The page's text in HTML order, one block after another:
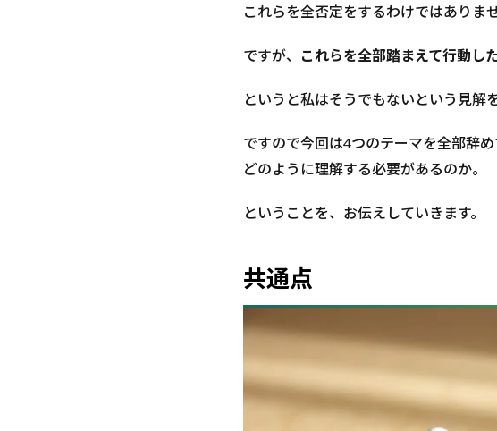
価
提
つ
て
3.1
信は
と！」
3.2
の書き
て
これらを全否定をするわけではありませ
ですが、 これらを全部踏まえて行動し
というと私はそうでもないという見解
ですので今回は4つのテーマを全部辞
どのように理解する必要があるのか。
ということを、お伝えしていきます。
共通点